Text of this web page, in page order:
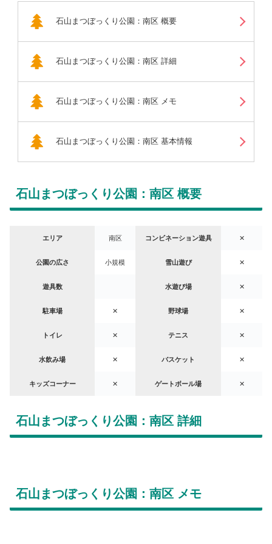
石山まつぼっくり公園：南区 概要
石山まつぼっくり公園：南区 詳細
石山まつぼっくり公園：南区 メモ
石山まつぼっくり公園：南区 基本情報
石山まつぼっくり公園：南区 概要
エリア 南区 コンビネーション遊具 ✕
公園の広さ 小規模 雪山遊び ✕
遊具数 水遊び場 ✕
駐車場 ✕ 野球場 ✕
トイレ ✕ テニス ✕
水飲み場 ✕ バスケット ✕
キッズコーナー ✕ ゲートボール場 ✕
石山まつぼっくり公園：南区 詳細
石山まつぼっくり公園：南区 メモ